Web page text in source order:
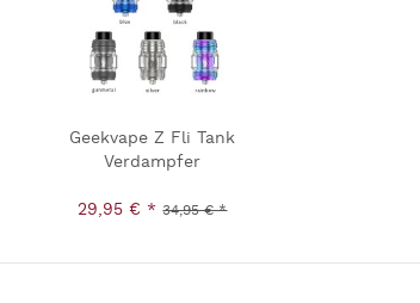
Geekvape Z Fli Tank
Verdampfer
29,95 € * 34,95 € *